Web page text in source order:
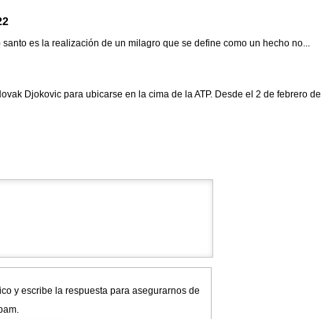
es la realización de un milagro que se define como un hecho no...
Djokovic para ubicarse en la cima de la ATP. Desde el 2 de febrero de
y escribe la respuesta para asegurarnos de